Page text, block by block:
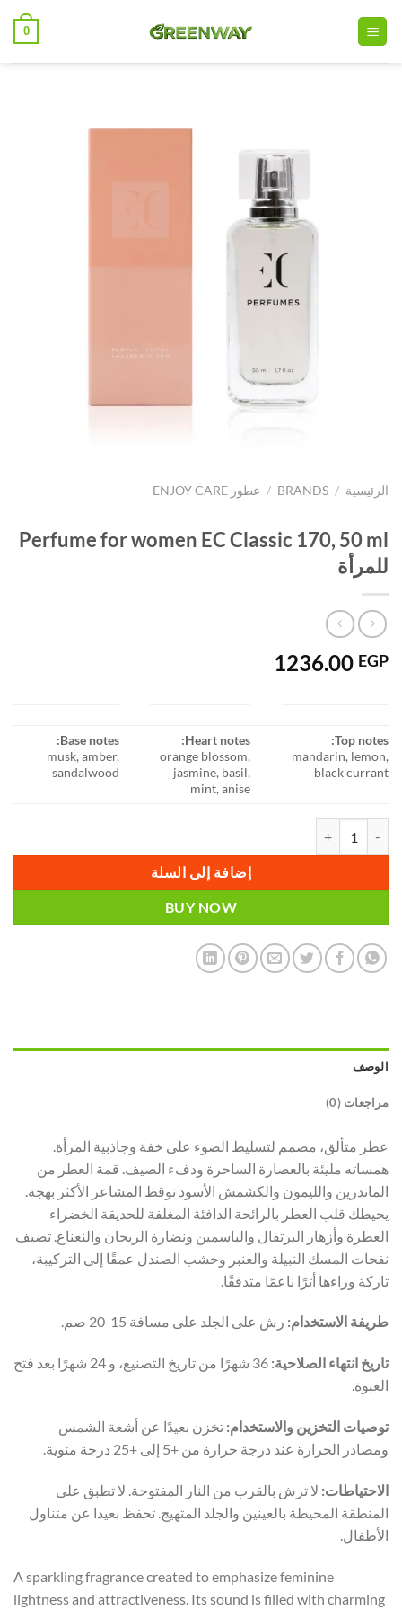
للمحتوى
0
الرئيسية /
BRANDS
/ عطور ENJOY CARE
Perfume for women EC Classic 170, 50 ml
للمرأة
1236.00 EGP
Top notes:
mandarin, lemon,
black currant
Heart notes:
orange blossom,
jasmine, basil,
mint, anise
Base notes:
musk, amber,
sandalwood
إضافة إلى السلة
BUY NOW
الوصف
مراجعات (0)
عطر متألق، مصمم لتسليط الضوء على خفة وجاذبية المرأة.
همساته مليئة بالعصارة الساحرة ودفء الصيف. قمة العطر من
الماندرين والليمون والكشمش الأسود توقظ المشاعر الأكثر بهجة.
يحيطك قلب العطر بالرائحة الدافئة المغلفة للحديقة الخضراء
العطرة وأزهار البرتقال والياسمين ونضارة الريحان والنعناع. تضيف
نفحات المسك النبيلة والعنبر وخشب الصندل عمقًا إلى التركيبة،
تاركة وراءها أثرًا ناعمًا متدفقًا.
طريفة الاستخدام: رش على الجلد على مسافة 15-20 صم.
تاريخ انتهاء الصلاحية:
36 شهرًا من تاريخ التصنيع، و 24 شهرًا بعد فتح
العبوة.
توصيات التخزين والاستخدام: تخزن بعيدًا عن أشعة الشمس
ومصادر الحرارة عند درجة حرارة من +5 إلى +25 درجة مئوية.
الاحتياطات: لا ترش بالقرب من النار المفتوحة. لا تطبق على
المنطقة المحيطة بالعينين والجلد المتهيج. تحفظ بعيدا عن متناول
الأطفال.
A sparkling fragrance created to emphasize feminine
lightness and attractiveness. Its sound is filled with charming